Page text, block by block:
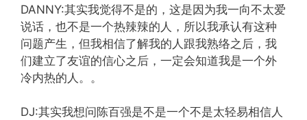
DANNY:其实我觉得不是的，这是因为我一向不太爱
说话，也不是一个热辣辣的人，所以我承认有这种
问题产生，但我相信了解我的人跟我熟络之后，我
们建立了友谊的信心之后，一定会知道我是一个外
冷内热的人。。
DJ:其实我想问陈百强是不是一个不是太轻易相信人